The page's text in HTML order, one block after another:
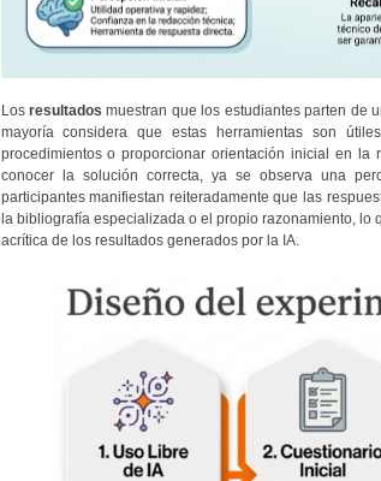
Los resultados muestran que los estudiantes parten de
mayoría considera que estas herramientas son
procedimientos o proporcionar orientación inicial en
conocer la solución correcta, ya se observa una
participantes manifiestan reiteradamente que las
la bibliografía especializada o el propio razonamiento,
acrítica de los resultados generados por la IA.